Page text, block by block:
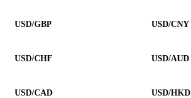
USD/GBP USD/CNY
USD/CHF USD/AUD
USD/CAD USD/HKD